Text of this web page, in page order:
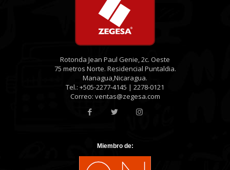
Rotonda Jean Paul Genie, 2c. Oeste
75 metros Norte. Residencial Puntaldia.
Managua,Nicaragua.
Tel.: +505-2277-4145 | 2278-0121
Correo: ventas@zegesa.com
Miembro de: